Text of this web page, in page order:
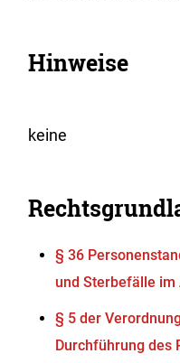
Hinweise
keine
§ 36
und Sterbefälle im
§ 5 der
Durchführung des